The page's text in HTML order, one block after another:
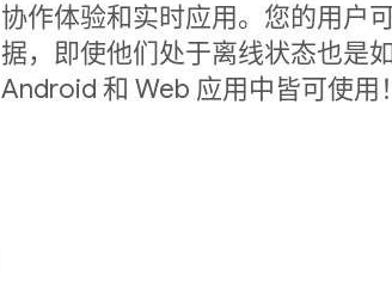
协作体验和实时应用。您的用户
据，即使他们处于离线状态也是
Android 和 Web 应用中皆可使用！